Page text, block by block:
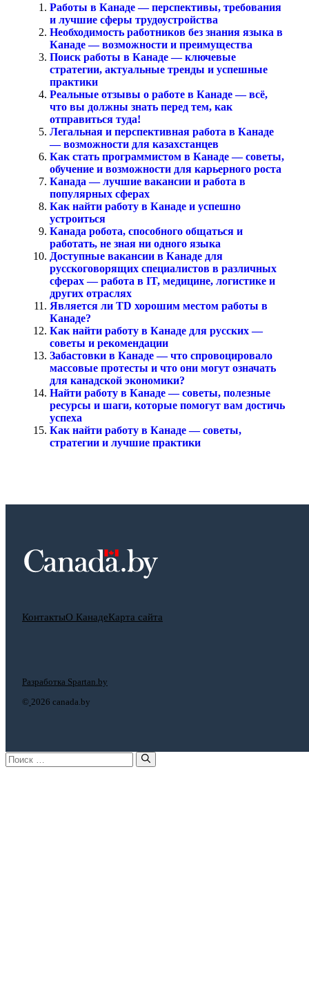
Работы в Канаде — перспективы, требования
и лучшие сферы трудоустройства
Необходимость работников без знания языка в
Канаде — возможности и преимущества
Поиск работы в Канаде — ключевые
стратегии, актуальные тренды и успешные
практики
Реальные отзывы о работе в Канаде — всё,
что вы должны знать перед тем, как
отправиться туда!
Легальная и перспективная работа в Канаде
— возможности для казахстанцев
Как стать программистом в Канаде — советы,
обучение и возможности для карьерного роста
Канада — лучшие вакансии и работа в
популярных сферах
Как найти работу в Канаде и успешно
устроиться
Канада робота, способного общаться и
работать, не зная ни одного языка
Доступные вакансии в Канаде для
русскоговорящих специалистов в различных
сферах — работа в IT, медицине, логистике и
других отраслях
Является ли TD хорошим местом работы в
Канаде?
Как найти работу в Канаде для русских —
советы и рекомендации
Забастовки в Канаде — что спровоцировало
массовые протесты и что они могут означать
для канадской экономики?
Найти работу в Канаде — советы, полезные
ресурсы и шаги, которые помогут вам достичь
успеха
Как найти работу в Канаде — советы,
стратегии и лучшие практики
КонтактыО КанадеКарта сайта
© 2026 canada.by
Разработка Spartan.by
Поиск: